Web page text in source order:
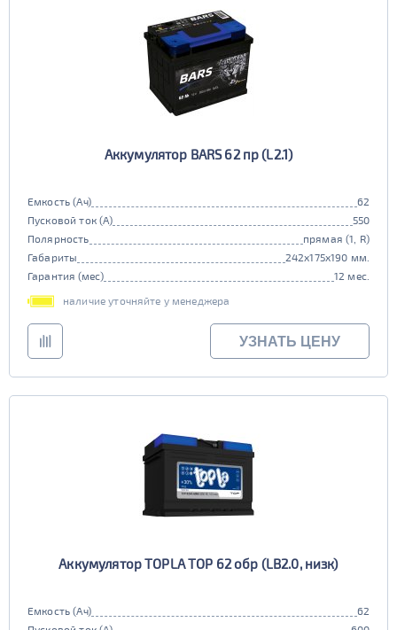
Аккумулятор BARS 62 пр (L2.1)
Емкость (Ач)
62
Пусковой ток (А)
550
Полярность
прямая (1, R)
Габариты
242x175x190 мм.
Гарантия (мес)
12 мес.
наличие уточняйте у менеджера
УЗНАТЬ ЦЕНУ
Аккумулятор TOPLA TOP 62 обр (LB2.0, низк)
Емкость (Ач)
62